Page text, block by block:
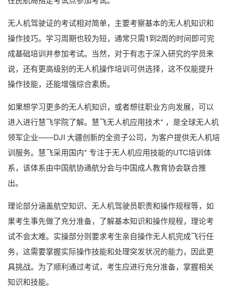
无人机驾驶证的考试相对简单，主要考察基本的无人机知识和
操作技巧。学习周期也较为短，通常只需1到2周的时间即可完
成基础培训并参加考试。当然，对于有志于深入研究的学员来
说，还有更高级别的无人机操作培训可供选择，这不仅能提升
操作技能，还能增强综合素质。
如果想学习更多的无人机知识，或者想往职业方向发展，可以
进入进行慧飞学院了解。慧飞无人机应用技术* ，是全球无人机
领军企业——DJI 大疆创新的全资子公司，为客户提供无人机培
训服务。慧飞采用国内* 专注于无人机应用技能的UTC培训体
系，该体系由中国航协通航分会与中国成人教育协会联合推
出。
理论部分涵盖航空知识、无人机驾驶员职责和操作规程等，如
果考生事先做了充分准备，了解基本知识和操作规程，理论考
试不会太难。实操部分则要求考生亲自操作无人机完成飞行任
务，这需要掌握实际操作技能和处理突发状况的能力，因此更
具挑战。为了顺利通过考试，考生应进行充分准备，掌握相关
知识和技能。